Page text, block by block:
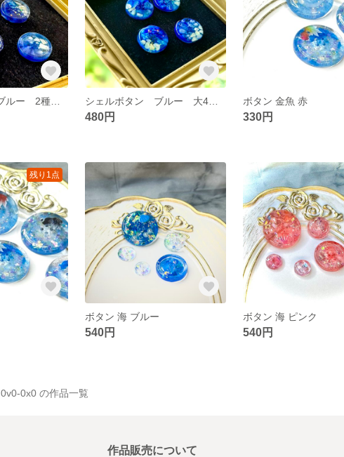
シェルボタン ブルー 大4つセット
480円
ボタン 金魚 赤
330円
残り1点
ボタン 海 ブルー
540円
ボタン 海 ピンク
540円
0v0-0x0 の作品一覧
作品販売について